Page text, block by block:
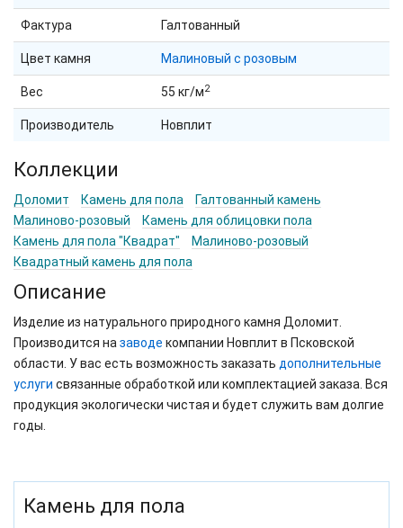
Фактура Галтованный
Цвет камня Малиновый с розовым
Вес 55 кг/м2
Производитель Новплит
Коллекции
Доломит Камень для пола
Галтованный камень
Малиново-розовый
Камень для облицовки пола
Камень для пола "Квадрат"
Малиново-розовый
Квадратный камень для пола
Описание
Изделие из натурального природного камня Доломит.
Производится на заводе компании Новплит в Псковской
области. У вас есть возможность заказать дополнительные
услуги связанные обработкой или комплектацией заказа. Вся
продукция экологически чистая и будет служить вам долгие
годы.
Камень для пола